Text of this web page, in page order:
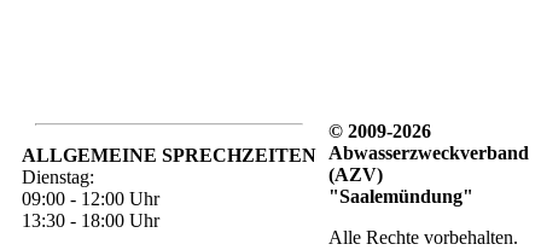
ALLGEMEINE SPRECHZEITEN
Dienstag:
09:00 - 12:00 Uhr
13:30 - 18:00 Uhr
© 2009-2026
Abwasserzweckverband
(AZV)
"Saalemündung"
Alle Rechte vorbehalten.